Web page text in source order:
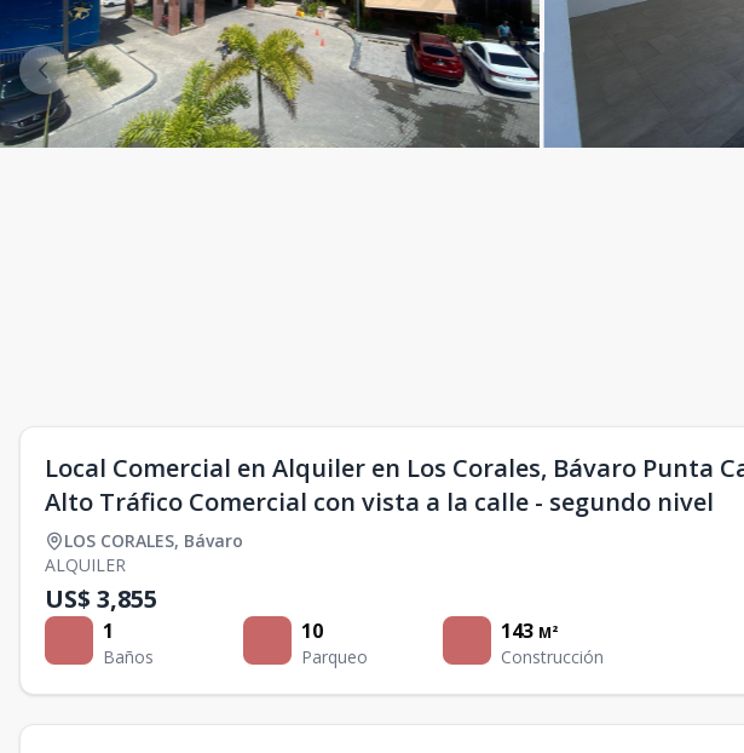
Local Comercial en Alquiler en Los Corales, Bávaro Punta
Alto Tráfico Comercial con vista a la calle - segundo nivel
LOS CORALES, Bávaro
ALQUILER
US$ 3,855
1
Baños
10
Parqueo
143 M²
Construcción